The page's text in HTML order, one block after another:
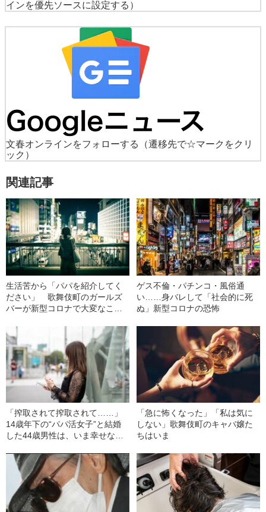
インを優先ソースに設定する）
文春オンラインをフォローする
（遷移先で☆マークをクリ
ック）
関連記事
生活苦から「パパを紹介してく
ださい」 歌舞伎町のガールズ
バーが新型コロナで大変なこと
ゲス不倫・パチンコ・風俗通
い……身バレして「社会的に死
ぬ」新型コロナの恐怖
「搾取されて搾取されて……」
14歳年下の“パパ活女子”と結婚
した44歳男性は、いま幸せなの
「急に怖くなった」「私は気に
しない」歌舞伎町のキャバ嬢た
ちはいま